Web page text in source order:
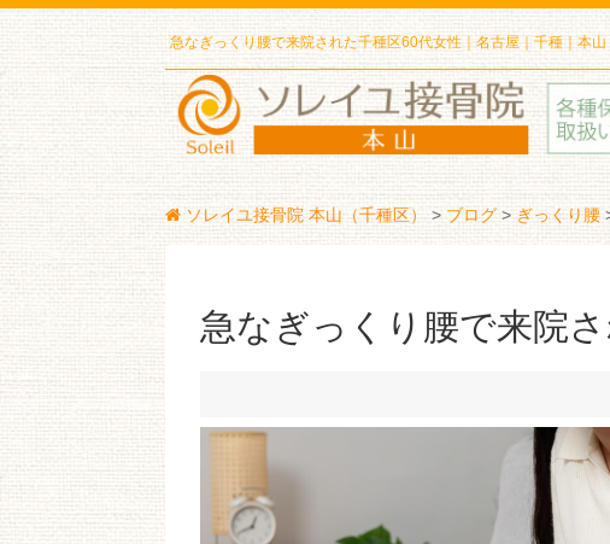
急なぎっくり腰で来院された千種区60代女性｜名古屋｜千種｜本山
ソレイユ接骨院 本山（千種区） > ブログ> ぎっくり腰
急なぎっくり腰で来院